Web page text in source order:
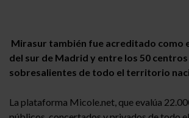
Mirasur también fue acreditado como
del sur de Madrid y entre los 50
sobresalientes de todo el territorio
La plataforma Micole.net, que evalúa